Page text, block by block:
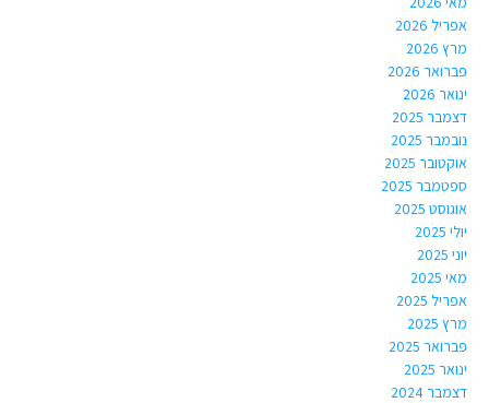
אפריל 2026
מרץ 2026
פברואר 2026
ינואר 2026
דצמבר 2025
נובמבר 2025
אוקטובר 2025
ספטמבר 2025
אוגוסט 2025
יולי 2025
יוני 2025
מאי 2025
אפריל 2025
מרץ 2025
פברואר 2025
ינואר 2025
דצמבר 2024